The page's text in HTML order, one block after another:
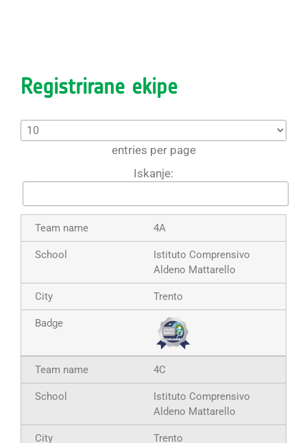
Registrirane ekipe
entries per page
Iskanje:
4A
Istituto Comprensivo
Aldeno Mattarello
Trento
4C
Istituto Comprensivo
Aldeno Mattarello
Trento